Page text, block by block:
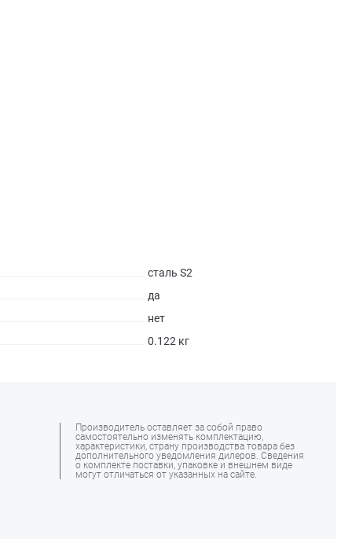
сталь S2
да
нет
0.122 кг
Производитель оставляет за собой право
самостоятельно изменять комплектацию,
характеристики, страну производства товара без
дополнительного уведомления дилеров. Сведения
о комплекте поставки, упаковке и внешнем виде
могут отличаться от указанных на сайте.